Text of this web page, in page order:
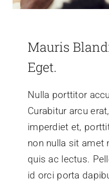
Mauris
Eget.
Nulla porttitor
Curabitur arcu
imperdiet et,
non nulla sit amet
quis ac lectus.
id orci porta